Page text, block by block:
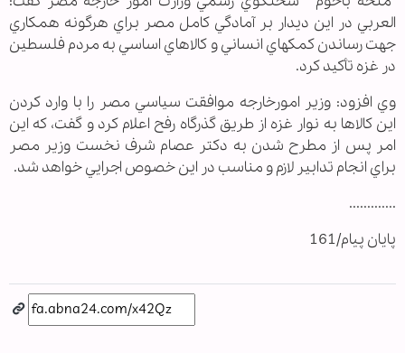
العربي در اين ديدار بر آمادگي كامل مصر براي هرگونه همكاري
جهت رساندن كمكهاي انساني و كالاهاي اساسي به مردم فلسطين
در غزه تأكيد كرد.
وي افزود: وزير امورخارجه موافقت سياسي مصر را با وارد كردن
اين كالاها به نوار غزه از طريق گذرگاه رفح اعلام كرد و گفت، كه اين
امر پس از مطرح شدن به دكتر عصام شرف نخست وزير مصر
براي انجام تدابير لازم و مناسب در اين خصوص اجرايي خواهد شد.
.............
پایان پیام/161